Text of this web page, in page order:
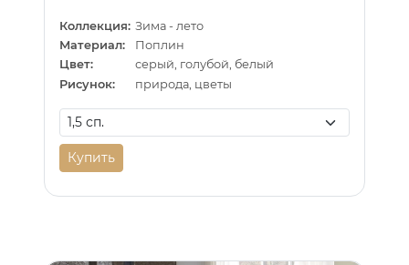
Коллекция: Зима - лето
Материал:
Поплин
Цвет:
серый, голубой, белый
Рисунок:
природа, цветы
Купить